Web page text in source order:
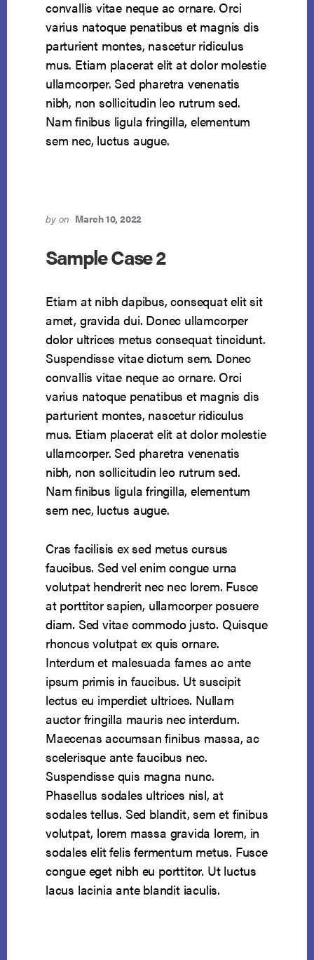
convallis vitae neque ac ornare. Orci
varius natoque penatibus et magnis dis
parturient montes, nascetur ridiculus
mus. Etiam placerat elit at dolor molestie
ullamcorper. Sed pharetra venenatis
nibh, non sollicitudin leo rutrum sed.
Nam finibus ligula fringilla, elementum
sem nec, luctus augue.
by on March 10, 2022
Sample Case 2
Etiam at nibh dapibus, consequat elit sit
amet, gravida dui. Donec ullamcorper
dolor ultrices metus consequat tincidunt.
Suspendisse vitae dictum sem. Donec
convallis vitae neque ac ornare. Orci
varius natoque penatibus et magnis dis
parturient montes, nascetur ridiculus
mus. Etiam placerat elit at dolor molestie
ullamcorper. Sed pharetra venenatis
nibh, non sollicitudin leo rutrum sed.
Nam finibus ligula fringilla, elementum
sem nec, luctus augue.
Cras facilisis ex sed metus cursus
faucibus. Sed vel enim congue urna
volutpat hendrerit nec nec lorem. Fusce
at porttitor sapien, ullamcorper posuere
diam. Sed vitae commodo justo. Quisque
rhoncus volutpat ex quis ornare.
Interdum et malesuada fames ac ante
ipsum primis in faucibus. Ut suscipit
lectus eu imperdiet ultrices. Nullam
auctor fringilla mauris nec interdum.
Maecenas accumsan finibus massa, ac
scelerisque ante faucibus nec.
Suspendisse quis magna nunc.
Phasellus sodales ultrices nisl, at
sodales tellus. Sed blandit, sem et finibus
volutpat, lorem massa gravida lorem, in
sodales elit felis fermentum metus. Fusce
congue eget nibh eu porttitor. Ut luctus
lacus lacinia ante blandit iaculis.